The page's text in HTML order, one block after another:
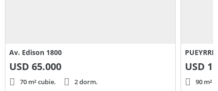
Av. Edison 1800
USD 65.000
70 m² cubie. 2 dorm.
USD
90 m²